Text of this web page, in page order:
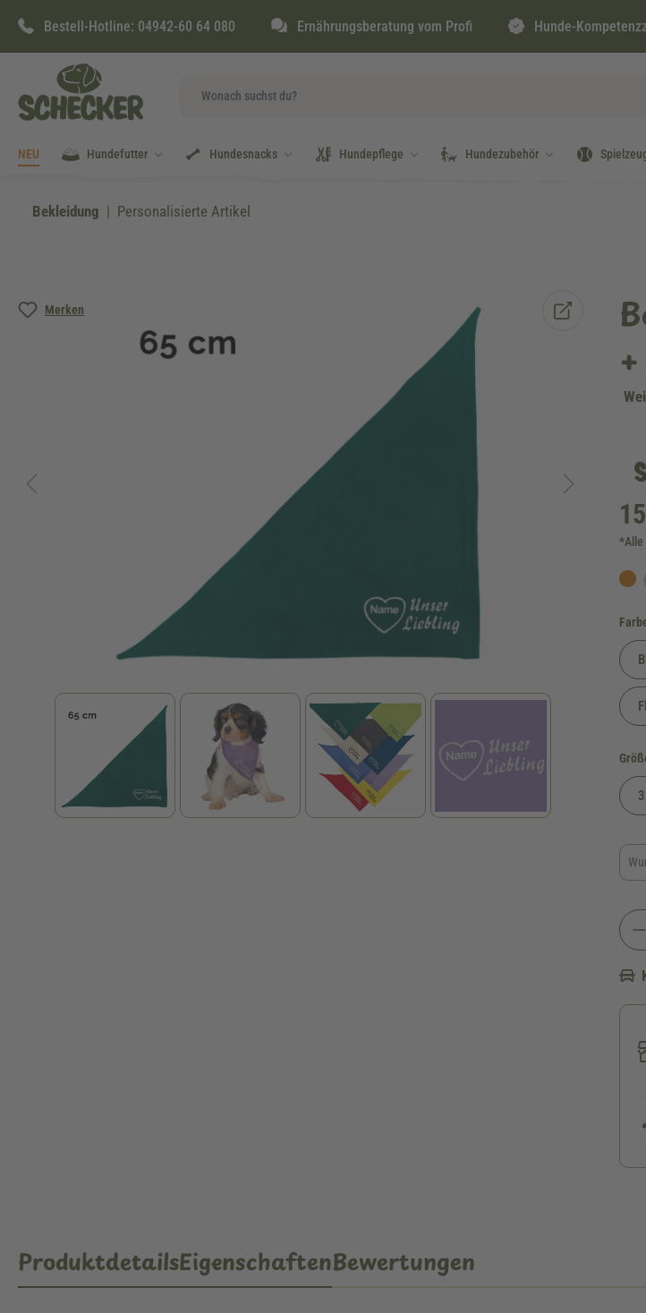
Zur Hauptnavigation springen
Bestell-Hotline: 04942-60 64 080 Ernährungsberatung vom Profi Hunde-
NEU Hundefutter Hundesnacks Hundepflege Hundezubehör
Bekleidung Personalisierte Artikel
Merken
Bildergalerie überspringen
*Alle
ProduktdetailsEigenschaftenBewertungen